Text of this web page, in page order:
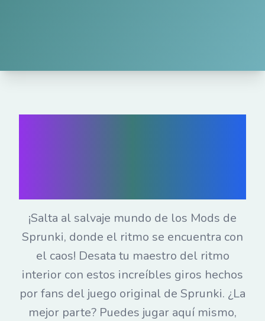
¡Salta al salvaje mundo de los Mods de
Sprunki, donde el ritmo se encuentra con
el caos! Desata tu maestro del ritmo
interior con estos increíbles giros hechos
por fans del juego original de Sprunki. ¿La
mejor parte? Puedes jugar aquí mismo,